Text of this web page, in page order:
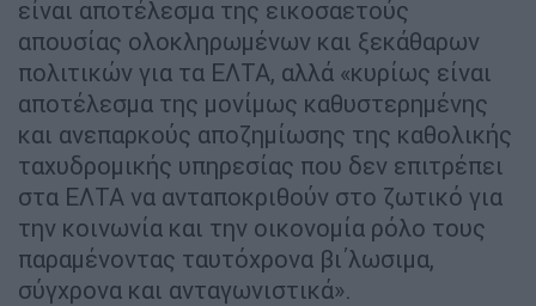
είναι αποτέλεσμα της εικοσαετούς
απουσίας ολοκληρωμένων και ξεκάθαρων
πολιτικών για τα ΕΛΤΑ, αλλά «κυρίως είναι
αποτέλεσμα της μονίμως καθυστερημένης
και ανεπαρκούς αποζημίωσης της καθολικής
ταχυδρομικής υπηρεσίας που δεν επιτρέπει
στα ΕΛΤΑ να ανταποκριθούν στο ζωτικό για
την κοινωνία και την οικονομία ρόλο τους
παραμένοντας ταυτόχρονα βι΄λωσιμα,
σύγχρονα και ανταγωνιστικά».